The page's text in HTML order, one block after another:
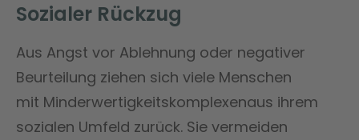
Sozialer Rückzug
Aus Angst vor Ablehnung oder negativer
Beurteilung ziehen sich viele Menschen
mit Minderwertigkeitskomplexenaus ihrem
sozialen Umfeld zurück. Sie vermeiden